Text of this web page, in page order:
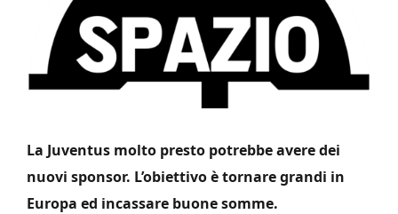
La Juventus molto presto potrebbe avere dei
nuovi sponsor. L’obiettivo è tornare grandi in
Europa ed incassare buone somme.